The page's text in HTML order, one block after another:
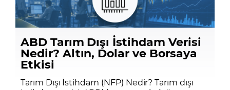
ABD Tarım Dışı İstihdam Verisi
Nedir? Altın, Dolar ve Borsaya
Etkisi
Tarım Dışı İstihdam (NFP) Nedir? Tarım dışı